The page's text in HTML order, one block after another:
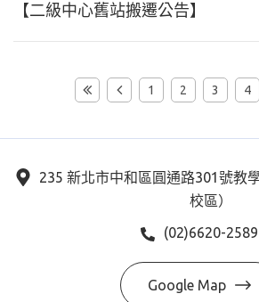
【二級中心舊站搬遷公告】
1 2 3 4
235 新北市中和區圓通路301號教
校區）
(02)6620-2589
Google Map